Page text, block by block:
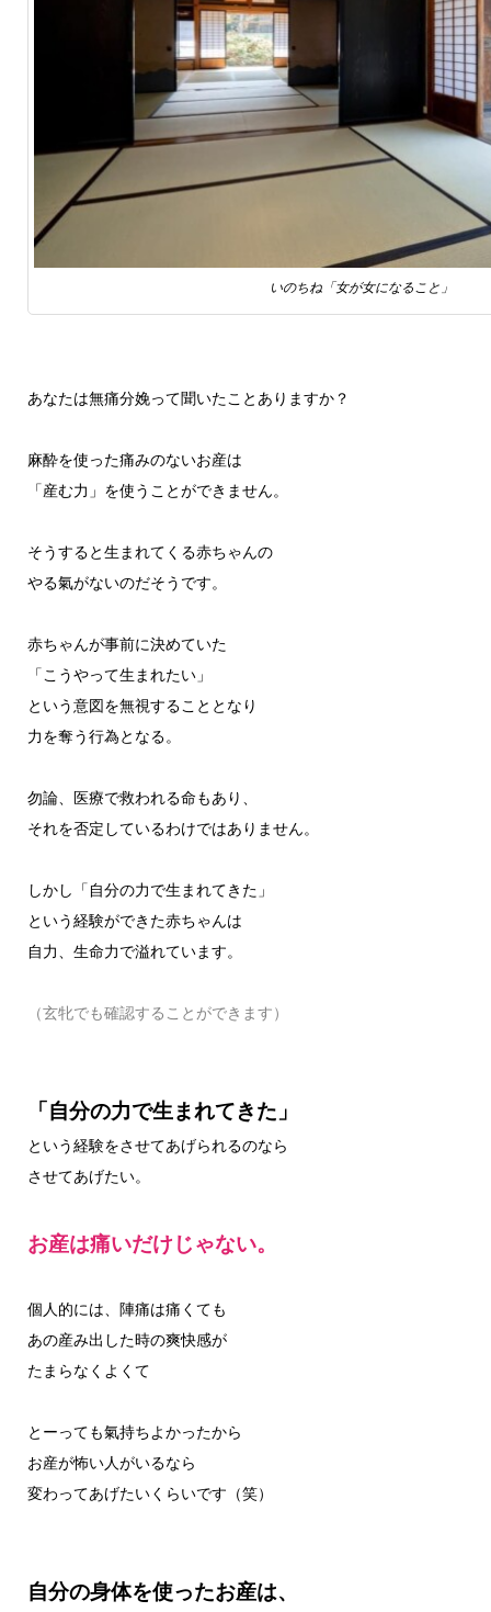
いのちね「女が女になること」
あなたは無痛分娩って聞いたことありますか？
麻酔を使った痛みのないお産は
「産む力」を使うことができません。
そうすると生まれてくる赤ちゃんの
やる氣がないのだそうです。
赤ちゃんが事前に決めていた
「こうやって生まれたい」
という意図を無視することとなり
力を奪う行為となる。
勿論、医療で救われる命もあり、
それを否定しているわけではありません。
しかし「自分の力で生まれてきた」
という経験ができた赤ちゃんは
自力、生命力で溢れています。
（玄牝でも確認することができます）
「自分の力で生まれてきた」
という経験をさせてあげられるのなら
させてあげたい。
お産は痛いだけじゃない。
個人的には、陣痛は痛くても
あの産み出した時の爽快感が
たまらなくよくて
とーっても氣持ちよかったから
お産が怖い人がいるなら
変わってあげたいくらいです（笑）
自分の身体を使ったお産は、